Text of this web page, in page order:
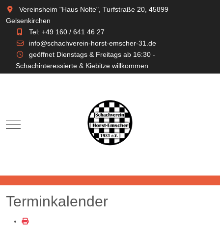
Vereinsheim "Haus Nolte", Turfstraße 20, 45899
Gelsenkirchen
Tel: +49 160 / 641 46 27
info@schachverein-horst-emscher-31.de
geöffnet Dienstags & Freitags ab 16:30 -
Schachinteressierte & Kiebitze willkommen
Mobile Menu Toggle
Terminkalender